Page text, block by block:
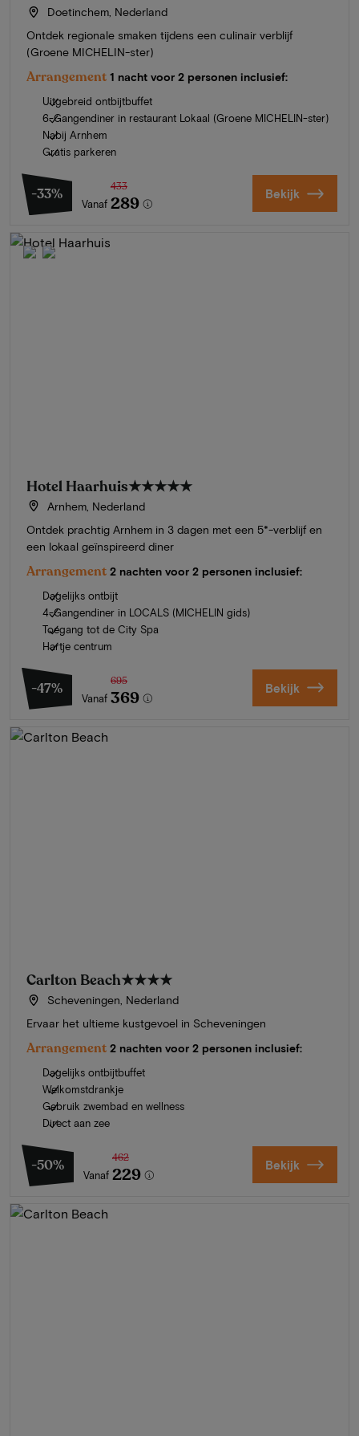
Doetinchem, Nederland
Ontdek regionale smaken tijdens een culinair verblijf
(Groene MICHELIN-ster)
Arrangement 1 nacht voor 2 personen inclusief:
Uitgebreid ontbijtbuffet
6-Gangendiner in restaurant Lokaal (Groene MICHELIN-ster)
Nabij Arnhem
Gratis parkeren
-33%
Vanaf
433
289 Bekijk
Hotel Haarhuis★★★★★
Arnhem, Nederland
Ontdek prachtig Arnhem in 3 dagen met een 5*-verblijf en
een lokaal geïnspireerd diner
Arrangement 2 nachten voor 2 personen inclusief:
Dagelijks ontbijt
4-Gangendiner in LOCALS (MICHELIN gids)
Toegang tot de City Spa
Hartje centrum
-47%
Vanaf
695
369 Bekijk
Carlton Beach★★★★
Scheveningen, Nederland
Ervaar het ultieme kustgevoel in Scheveningen
Arrangement 2 nachten voor 2 personen inclusief:
Dagelijks ontbijtbuffet
Welkomstdrankje
Gebruik zwembad en wellness
Direct aan zee
-50%
Vanaf
462
229 Bekijk